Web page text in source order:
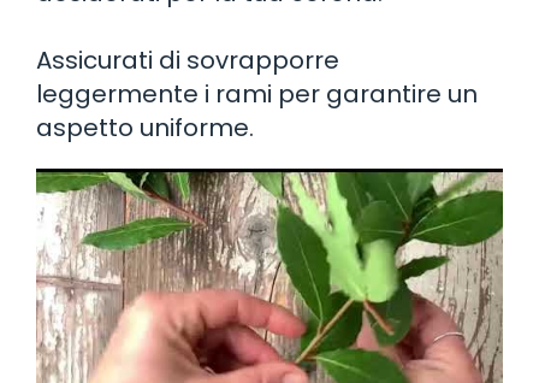
Assicurati di sovrapporre
leggermente i rami per garantire un
aspetto uniforme.